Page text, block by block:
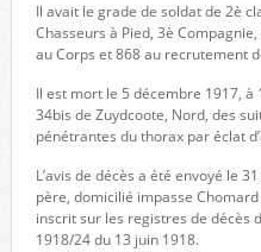
Il avait le grade de soldat de 2è
Chasseurs à Pied, 3è
au Corps et 868 au recrutement
Il est mort le 5 décembre 1917, à
34bis de Zuydcoote, Nord, des
pénétrantes du thorax par éclat
L’avis de décès a été envoyé le
père, domicilié impasse
inscrit sur les registres de décès
1918/24 du 13 juin 1918.